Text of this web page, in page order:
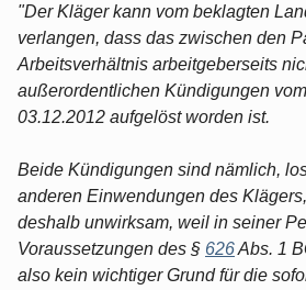
"Der Kläger kann vom beklagten
verlangen, dass das zwischen den
Arbeitsverhältnis arbeitgeberseits
außerordentlichen Kündigungen
03.12.2012 aufgelöst worden ist.
Beide Kündigungen sind nämlich,
anderen Einwendungen des
deshalb unwirksam, weil in seiner
Voraussetzungen des § 626Abs. 1
also kein wichtiger Grund für die